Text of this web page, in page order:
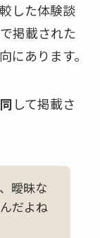
した体験談
で掲載された
にあります。
して掲載さ
曖昧な
だよね